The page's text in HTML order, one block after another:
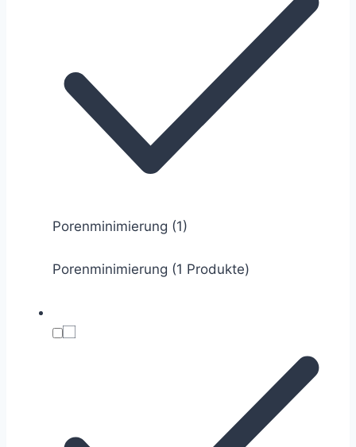
Porenminimierung (1)
Porenminimierung (1 Produkte)